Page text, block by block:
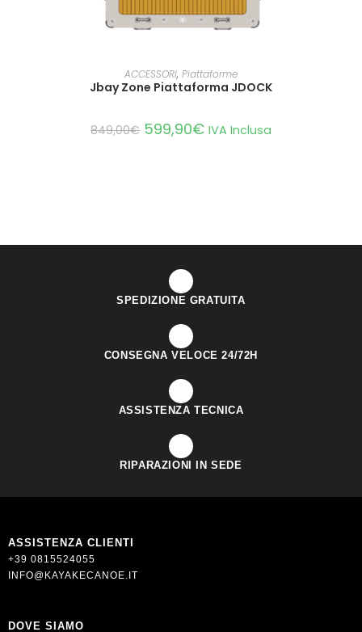
LEGGI TUTTO
ACCESSORI, Piattaforme
Jbay Zone Piattaforma JDOCK
849,00€ 599,90€ IVA Inclusa
SPEDIZIONE GRATUITA
CONSEGNA VELOCE 24/72H
ASSISTENZA TECNICA
RIPARAZIONI IN SEDE
ASSISTENZA CLIENTI
+39 0815524055
INFO@KAYAKECANOE.IT
DOVE SIAMO